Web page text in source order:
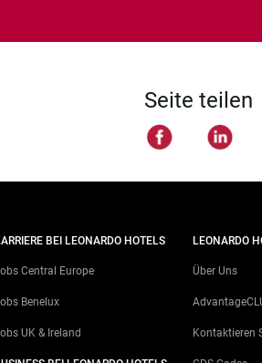
Seite teilen
BEI LEONARDO HOTELS
Central Europe
Benelux
UK & Ireland
LEONARDO
Über Uns
Kontaktieren